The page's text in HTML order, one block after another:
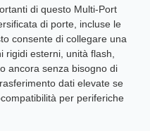
di questo Multi-Port
di porte, incluse le
consente di collegare una
rigidi esterni, unità flash,
ancora senza bisogno di
dati elevate se
per periferiche